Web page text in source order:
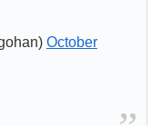
October